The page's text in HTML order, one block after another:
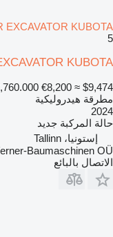
EXCAVATOR KUBOTA
5
KUBOTA
€8,200 ≈ $9,474
مطرقة هيدروليكية
2024
حالة المركبة جديد
إستونيا، Tallinn
Baumaschinen OÜ
الاتصال بالبائع